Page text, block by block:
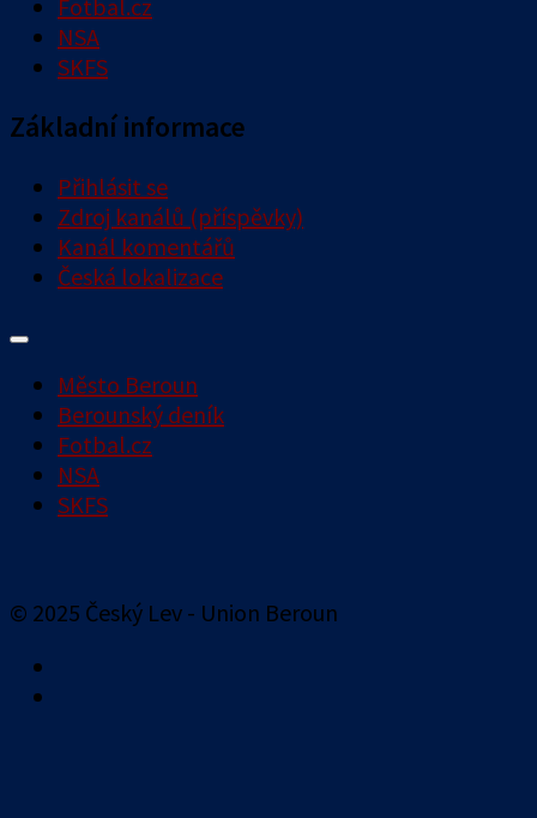
Fotbal.cz
NSA
SKFS
Základní informace
Přihlásit se
Zdroj kanálů (příspěvky)
Kanál komentářů
Česká lokalizace
Město Beroun
Berounský deník
Fotbal.cz
NSA
SKFS
© 2025 Český Lev - Union Beroun